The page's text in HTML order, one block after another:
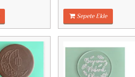
Sepete Ekle